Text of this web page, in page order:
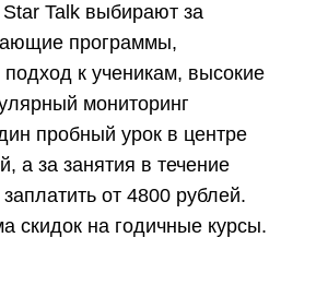
Talk выбирают за
программы,
к ученикам, высокие
мониторинг
пробный урок в центре
а за занятия в течение
от 4800 рублей.
скидок на годичные курсы.